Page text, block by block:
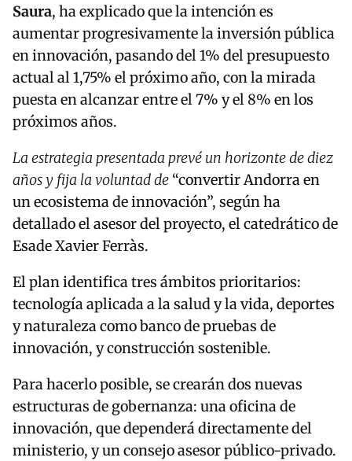
Saura, ha explicado que la intención es
aumentar progresivamente la inversión pública
en innovación, pasando del 1% del presupuesto
actual al 1,75% el próximo año, con la mirada
puesta en alcanzar entre el 7% y el 8% en los
próximos años.
La estrategia presentada prevé un horizonte de diez
años y fija la voluntad de “convertir Andorra en
un ecosistema de innovación”, según ha
detallado el asesor del proyecto, el catedrático de
Esade Xavier Ferràs.
El plan identifica tres ámbitos prioritarios:
tecnología aplicada a la salud y la vida, deportes
y naturaleza como banco de pruebas de
innovación, y construcción sostenible.
Para hacerlo posible, se crearán dos nuevas
estructuras de gobernanza: una oficina de
innovación, que dependerá directamente del
ministerio, y un consejo asesor público-privado.